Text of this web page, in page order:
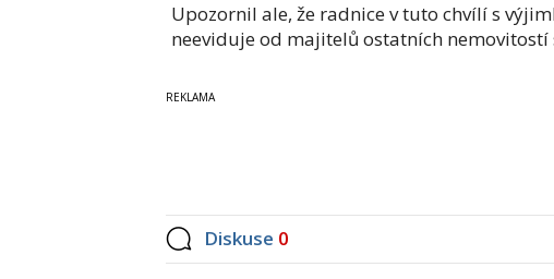
Upozornil ale, že radnice v tuto chvílí s
neeviduje od majitelů ostatních
Diskuse 0